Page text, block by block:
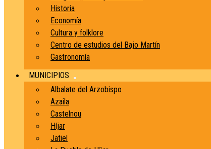
Historia
Economía
Cultura y folklore
Centro de estudios del Bajo Martín
Gastronomía
MUNICIPIOS
Albalate del Arzobispo
Azaila
Castelnou
Híjar
Jatiel